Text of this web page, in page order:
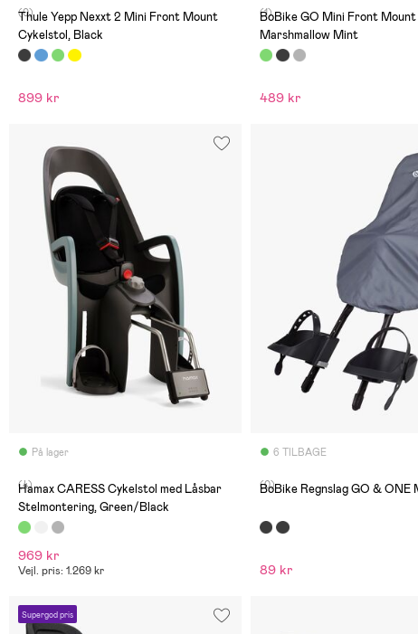
(0)
Thule Yepp Nexxt 2 Mini Front Mount
Cykelstol, Black
899 kr
(1)
BoBike GO Mini Front
Marshmallow Mint
489 kr
På lager
(4)
Hamax CARESS Cykelstol med Låsbar
Stelmontering, Green/Black
969 kr
Vejl. pris: 1.269 kr
6 TILBAGE
(0)
BoBike Regnslag GO & ONE
89 kr
Supergod pris